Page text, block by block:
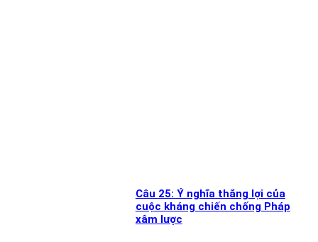
Câu 25: Ý nghĩa thắng lợi của
cuộc kháng chiến chống Pháp
xâm lược